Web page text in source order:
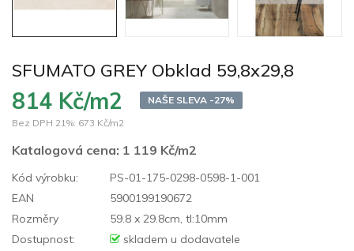
SFUMATO GREY Obklad 59,8x29,8
814 Kč/m2
NAŠE SLEVA -27%
Bez DPH 21%: 673 Kč/m2
Katalogová cena: 1 119 Kč/m2
Kód výrobku:
PS-01-175-0298-0598-1-001
EAN
5900199190672
Rozměry
59.8 x 29.8cm, tl:10mm
Dostupnost:
skladem u dodavatele